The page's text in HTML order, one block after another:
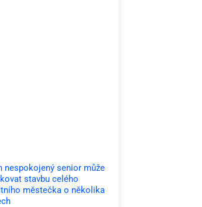
nespokojený senior může
stavbu celého
městečka o několika